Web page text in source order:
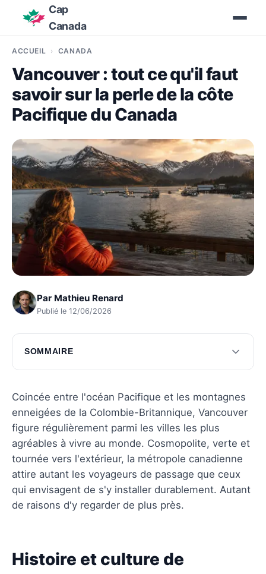
Cap
Canada
ACCUEIL CANADA
Vancouver : tout ce qu'il faut
savoir sur la perle de la côte
Pacifique du Canada
Par Mathieu Renard
Publié le 12/06/2026
SOMMAIRE
Histoire et culture de Vancouver
Les incontournables de Vancouver
Vivre à Vancouver
Questions fréquentes
Coincée entre l'océan Pacifique et les montagnes
enneigées de la Colombie-Britannique, Vancouver
figure régulièrement parmi les villes les plus
agréables à vivre au monde. Cosmopolite, verte et
tournée vers l'extérieur, la métropole canadienne
attire autant les voyageurs de passage que ceux
qui envisagent de s'y installer durablement. Autant
de raisons d'y regarder de plus près.
Histoire et culture de